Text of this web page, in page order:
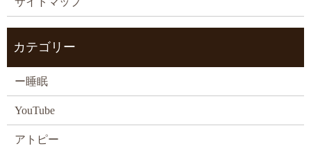
カテゴリー
ー睡眠
YouTube
アトピー